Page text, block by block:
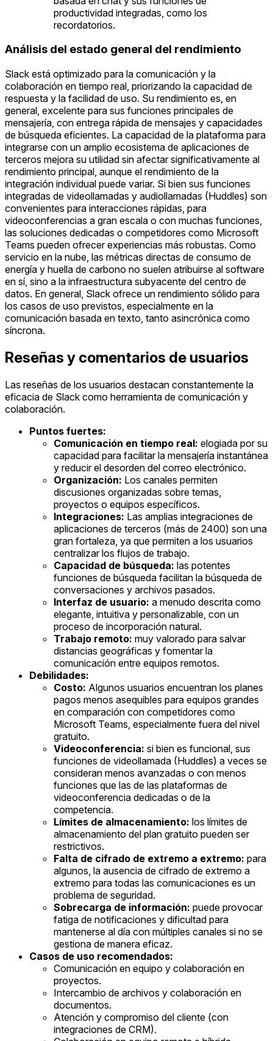
productividad integradas, como los
recordatorios.
Análisis del estado general del rendimiento
Slack está optimizado para la comunicación y la
colaboración en tiempo real, priorizando la capacidad de
respuesta y la facilidad de uso. Su rendimiento es, en
general, excelente para sus funciones principales de
mensajería, con entrega rápida de mensajes y capacidades
de búsqueda eficientes. La capacidad de la plataforma para
integrarse con un amplio ecosistema de aplicaciones de
terceros mejora su utilidad sin afectar significativamente al
rendimiento principal, aunque el rendimiento de la
integración individual puede variar. Si bien sus funciones
integradas de videollamadas y audiollamadas (Huddles) son
convenientes para interacciones rápidas, para
videoconferencias a gran escala o con muchas funciones,
las soluciones dedicadas o competidores como Microsoft
Teams pueden ofrecer experiencias más robustas. Como
servicio en la nube, las métricas directas de consumo de
energía y huella de carbono no suelen atribuirse al software
en sí, sino a la infraestructura subyacente del centro de
datos. En general, Slack ofrece un rendimiento sólido para
los casos de uso previstos, especialmente en la
comunicación basada en texto, tanto asincrónica como
síncrona.
Reseñas y comentarios de usuarios
Las reseñas de los usuarios destacan constantemente la
eficacia de Slack como herramienta de comunicación y
colaboración.
Puntos fuertes:
Comunicación en tiempo real: elogiada por su
capacidad para facilitar la mensajería instantánea
y reducir el desorden del correo electrónico.
Organización: Los canales permiten
discusiones organizadas sobre temas,
proyectos o equipos específicos.
Integraciones: Las amplias integraciones de
aplicaciones de terceros (más de 2400) son una
gran fortaleza, ya que permiten a los usuarios
centralizar los flujos de trabajo.
Capacidad de búsqueda: las potentes
funciones de búsqueda facilitan la búsqueda de
conversaciones y archivos pasados.
Interfaz de usuario: a menudo descrita como
elegante, intuitiva y personalizable, con un
proceso de incorporación natural.
Trabajo remoto: muy valorado para salvar
distancias geográficas y fomentar la
comunicación entre equipos remotos.
Debilidades:
Costo: Algunos usuarios encuentran los planes
pagos menos asequibles para equipos grandes
en comparación con competidores como
Microsoft Teams, especialmente fuera del nivel
gratuito.
Videoconferencia: si bien es funcional, sus
funciones de videollamada (Huddles) a veces se
consideran menos avanzadas o con menos
funciones que las de las plataformas de
videoconferencia dedicadas o de la
competencia.
Límites de almacenamiento: los límites de
almacenamiento del plan gratuito pueden ser
restrictivos.
Falta de cifrado de extremo a extremo: para
algunos, la ausencia de cifrado de extremo a
extremo para todas las comunicaciones es un
problema de seguridad.
Sobrecarga de información: puede provocar
fatiga de notificaciones y dificultad para
mantenerse al día con múltiples canales si no se
gestiona de manera eficaz.
Casos de uso recomendados:
Comunicación en equipo y colaboración en
proyectos.
Intercambio de archivos y colaboración en
documentos.
Atención y compromiso del cliente (con
integraciones de CRM).